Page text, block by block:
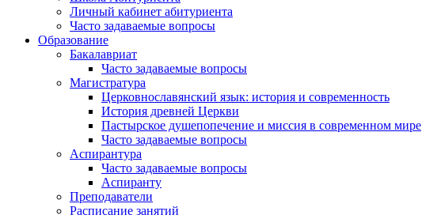
Личный кабинет абитуриента
Часто задаваемые вопросы
Образование
Бакалавриат
Часто задаваемые вопросы
Магистратура
Церковнославянский язык: история и современность
История древней Церкви
Пастырское душепопечение и миссия в современном мире
Часто задаваемые вопросы
Аспирантура
Часто задаваемые вопросы
Аспиранту
Преподаватели
Расписание занятий